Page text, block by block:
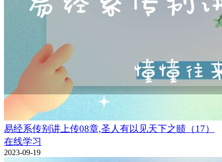
易经系传别讲上传08章,圣人有以见天下之赜（17）
在线学习
2023-09-19